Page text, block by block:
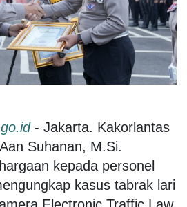
- Jakarta. Kakorlantas
Suhanan, M.Si.
kepada personel
kasus tabrak lari